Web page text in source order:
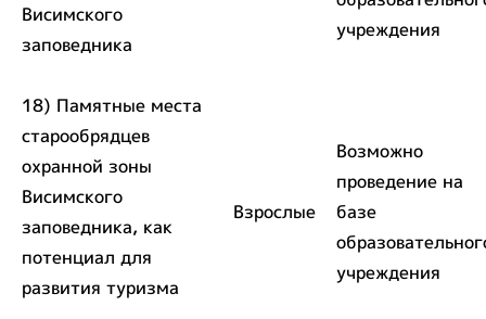
Висимского
заповедника
учреждения
18) Памятные места
старообрядцев
охранной зоны
Висимского
заповедника, как
потенциал для
развития туризма
Взрослые
Возможно
проведение на
базе
учреждения